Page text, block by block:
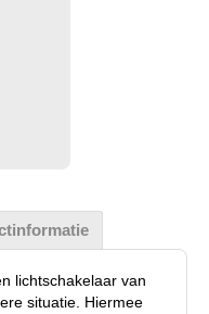
lichtschakelaar van
situatie. Hiermee